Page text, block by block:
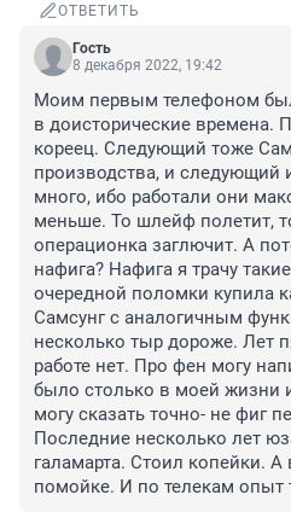
ОТВЕТИТЬ
Гость
8 декабря 2022, 19:42
Моим первым телефоном
в доисторические времена.
кореец. Следующий тоже
производства, и
много, ибо работали они
меньше. То шлейф полетит,
операционка заглючит. А
нафига? Нафига я трачу
очередной поломки купила
Самсунг с аналогичным
несколько тыр дороже. Лет
работе нет. Про фен могу
было столько в моей жизни
могу сказать точно- не фиг
Последние несколько лет
галамарта. Стоил копейки.
помойке. И по телекам опыт